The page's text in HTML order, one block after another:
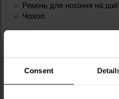
Consent
Ремінь для носіння на шиї
Чохол